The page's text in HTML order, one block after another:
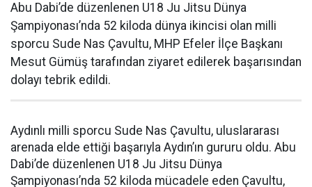
Abu Dabi’de düzenlenen U18 Ju Jitsu Dünya
Şampiyonası’nda 52 kiloda dünya ikincisi olan milli
sporcu Sude Nas Çavultu, MHP Efeler İlçe Başkanı
Mesut Gümüş tarafından ziyaret edilerek başarısından
dolayı tebrik edildi.
Aydınlı milli sporcu Sude Nas Çavultu, uluslararası
arenada elde ettiği başarıyla Aydın’ın gururu oldu. Abu
Dabi’de düzenlenen U18 Ju Jitsu Dünya
Şampiyonası’nda 52 kiloda mücadele eden Çavultu,